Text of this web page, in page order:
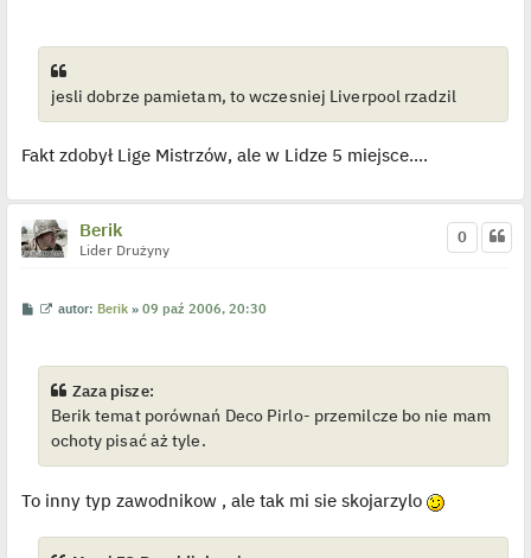
i
e
t
l
o
e
n
c
z
y
t
jesli dobrze pamietam, to wczesniej Liverpool rzadzil
Fakt zdobył Lige Mistrzów, ale w Lidze 5 miejsce....
Berik
Lider Drużyny
0
P
W
i
e
t
l
o
y
c
z
autor: Berik »09 paź 2006, 20:30
Zaza pisze:
Berik temat porównań Deco Pirlo- przemilcze bo nie mam
ochoty pisać aż tyle.
To inny typ zawodnikow , ale tak mi sie skojarzylo